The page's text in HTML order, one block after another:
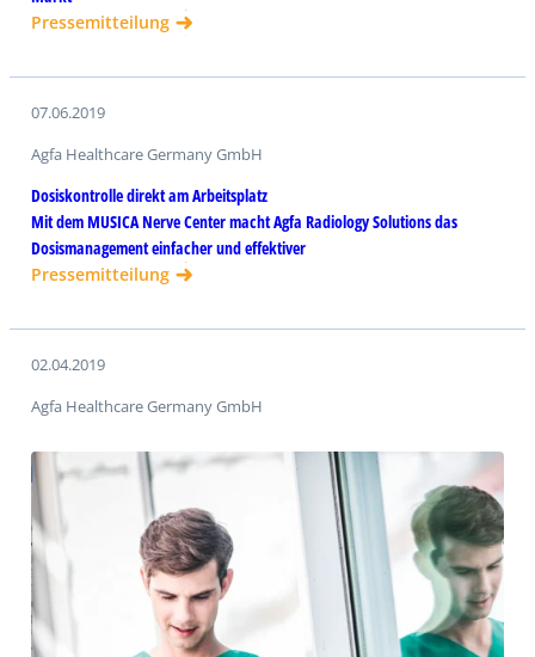
Pressemitteilung
07.06.2019
Agfa Healthcare Germany GmbH
Dosiskontrolle direkt am Arbeitsplatz
Mit dem MUSICA Nerve Center macht Agfa Radiology Solutions das
Dosismanagement einfacher und effektiver
Pressemitteilung
02.04.2019
Agfa Healthcare Germany GmbH